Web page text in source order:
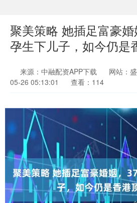
聚美策略 她插足富豪
孕生下儿子，如今仍是
来源：中融配资APP下载 网站：
05-26 05:13:01
查看：114